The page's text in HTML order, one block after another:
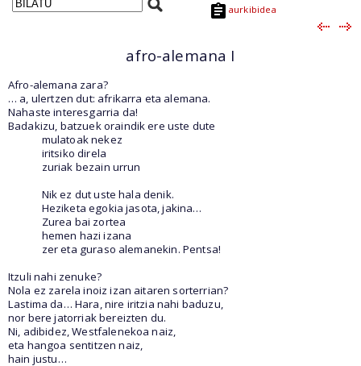
aurkibidea
afro-alemana I
Afro-alemana zara?
… a, ulertzen dut: afrikarra eta alemana.
Nahaste interesgarria da!
Badakizu, batzuek oraindik ere uste dute
mulatoak nekez
iritsiko direla
zuriak bezain urrun
Nik ez dut uste hala denik.
Heziketa egokia jasota, jakina…
Zurea bai zortea
hemen hazi izana
zer eta guraso alemanekin. Pentsa!
Itzuli nahi zenuke?
Nola ez zarela inoiz izan aitaren sorterrian?
Lastima da… Hara, nire iritzia nahi baduzu,
nor bere jatorriak bereizten du.
Ni, adibidez, Westfalenekoa naiz,
eta hangoa sentitzen naiz,
hain justu…